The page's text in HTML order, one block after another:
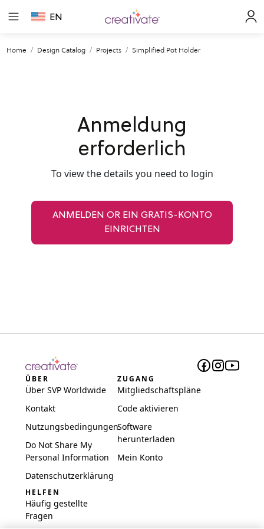
EN
Home Design Catalog Projects Simplified Pot Holder
Anmeldung
erforderlich
To view the details you need to login
ANMELDEN OR EIN GRATIS-KONTO
EINRICHTEN
ÜBER
Über SVP Worldwide
Kontakt
Nutzungsbedingungen
Do Not Share My
Personal Information
Datenschutzerklärung
ZUGANG
Mitgliedschaftspläne
Code aktivieren
Software
herunterladen
Mein Konto
HELFEN
Häufig gestellte
Fragen